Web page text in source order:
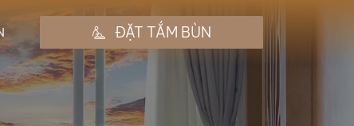
ĐẶT TẮM BÙN